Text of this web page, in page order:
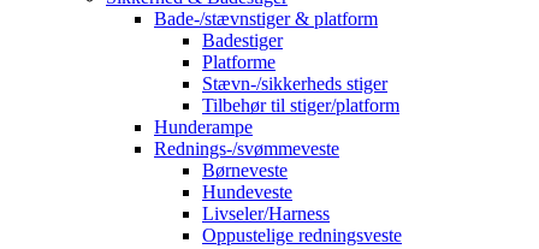
Bade-/stævnstiger & platform
Badestiger
Platforme
Stævn-/sikkerheds stiger
Tilbehør til stiger/platform
Hunderampe
Rednings-/svømmeveste
Børneveste
Hundeveste
Livseler/Harness
Oppustelige redningsveste